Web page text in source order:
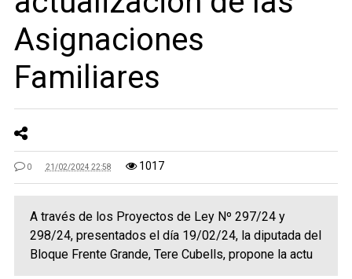
Asignaciones
Familiares
0 21/02/2024 22:58 1017
A través de los Proyectos de Ley Nº 297/24 y
298/24, presentados el día 19/02/24, la diputada del
Bloque Frente Grande, Tere Cubells, propone la actu